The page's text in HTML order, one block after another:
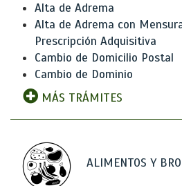
Alta de Adrema
Alta de Adrema con
Prescripción Adquisitiva
Cambio de Domicilio Postal
Cambio de Dominio
MÁS TRÁMITES
ALIMENTOS Y